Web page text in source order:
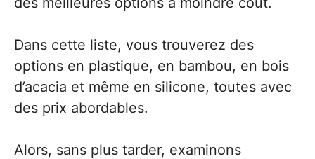
Dans cette liste, vous trouverez des
options en plastique, en bambou, en bois
d’acacia et même en silicone, toutes avec
des prix abordables.
Alors, sans plus tarder, examinons